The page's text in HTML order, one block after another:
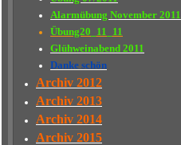
Alarmübung November 2011
Übung20_11_11
Glühweinabend 2011
Danke schön
Archiv 2012
Archiv 2013
Archiv 2014
Archiv 2015